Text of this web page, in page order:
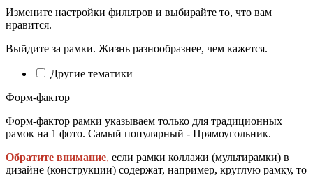
Измените настройки фильтров и выбирайте то, что вам
нравится.
Выйдите за рамки. Жизнь разнообразнее, чем кажется.
Другие тематики
Форм-фактор
Форм-фактор рамки указываем только для традиционных
рамок на 1 фото. Самый популярный - Прямоугольник.
Обратите внимание, если рамки коллажи (мультирамки) в
дизайне (конструкции) содержат, например, круглую рамку, то